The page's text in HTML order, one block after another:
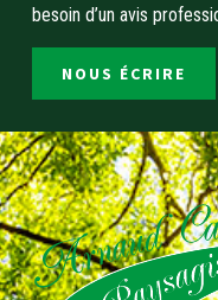
besoin d’un avis
NOUS ÉCRIRE